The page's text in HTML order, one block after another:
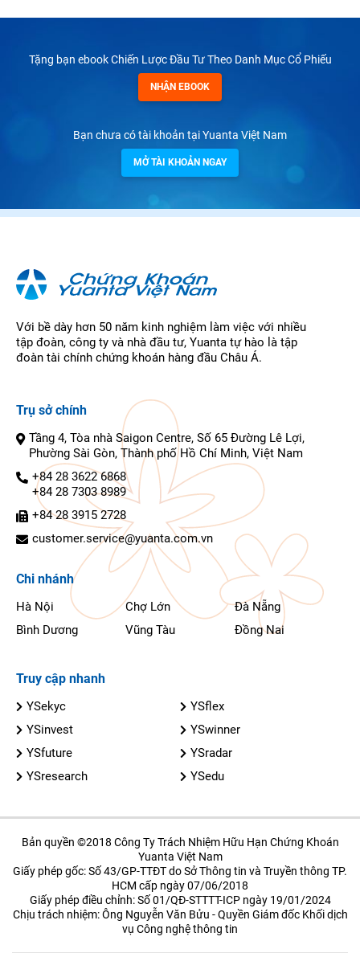
Tặng bạn ebook Chiến Lược Đầu Tư Theo Danh Mục Cổ Phiếu
NHẬN EBOOK
Bạn chưa có tài khoản tại Yuanta Việt Nam
MỞ TÀI KHOẢN NGAY
Với bề dày hơn 50 năm kinh nghiệm làm việc với nhiều
tập đoàn, công ty và nhà đầu tư, Yuanta tự hào là tập
đoàn tài chính chứng khoán hàng đầu Châu Á.
Trụ sở chính
Tầng 4, Tòa nhà Saigon Centre, Số 65 Đường Lê Lợi,
Phường Sài Gòn, Thành phố Hồ Chí Minh, Việt Nam
+84 28 3622 6868
+84 28 7303 8989
+84 28 3915 2728
customer.service@yuanta.com.vn
Chi nhánh
Hà Nội Chợ Lớn
Đà Nẵng
Bình Dương
Vũng Tàu Đồng Nai
Truy cập nhanh
YSekyc
YSflex
YSinvest
YSwinner
YSfuture
YSradar
YSresearch
YSedu
Bản quyền ©2018 Công Ty Trách Nhiệm Hữu Hạn Chứng Khoán
Yuanta Việt Nam
Giấy phép gốc: Số 43/GP-TTĐT do Sở Thông tin và Truyền thông TP.
HCM cấp ngày 07/06/2018
Giấy phép điều chỉnh: Số 01/QĐ-STTTT-ICP ngày 19/01/2024
Chịu trách nhiệm: Ông Nguyễn Văn Bửu - Quyền Giám đốc Khối dịch
vụ Công nghệ thông tin